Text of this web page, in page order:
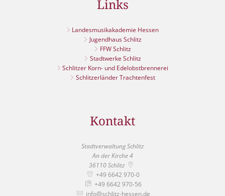
Links
Landesmusikakademie Hessen
Jugendhaus Schlitz
FFW Schlitz
Stadtwerke Schlitz
Schlitzer Korn- und Edelobstbrennerei
Schlitzerländer Trachtenfest
Kontakt
Stadtverwaltung Schlitz
An der Kirche 4
36110 Schlitz
+49 6642 970-0
+49 6642 970-56
info@schlitz-hessen.de